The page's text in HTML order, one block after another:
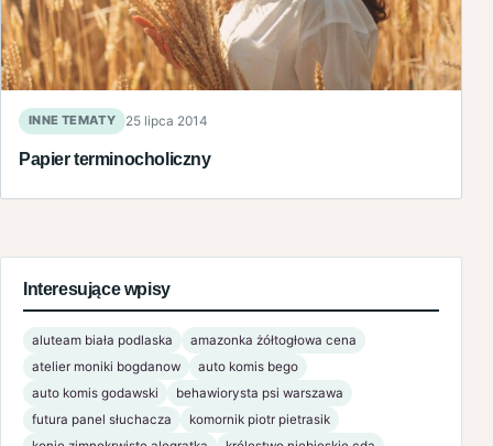
INNE TEMATY 25 lipca 2014
Papier terminocholiczny
Interesujące wpisy
aluteam biała podlaska
amazonka żółtogłowa cena
atelier moniki bogdanow
auto komis bego
auto komis godawski
behawiorysta psi warszawa
futura panel słuchacza
komornik piotr pietrasik